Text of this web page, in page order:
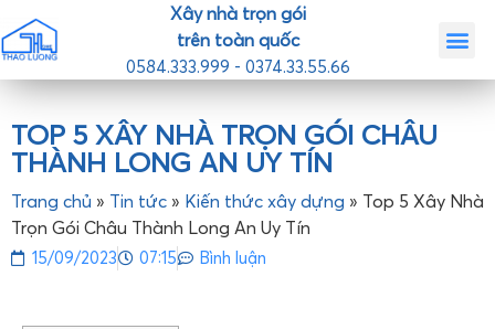
Xây nhà trọn gói
trên toàn quốc
0584.333.999 - 0374.33.55.66
TOP 5 XÂY NHÀ TRỌN GÓI CHÂU
THÀNH LONG AN UY TÍN
Trang chủ » Tin tức » Kiến thức xây dựng » Top 5 Xây Nhà
Trọn Gói Châu Thành Long An Uy Tín
15/09/2023 07:15 Bình luận